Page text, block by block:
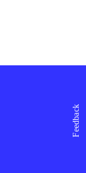
Feedback